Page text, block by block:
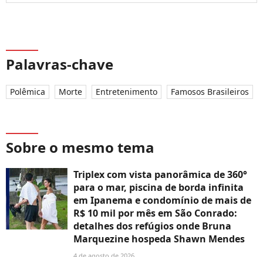
Palavras-chave
Polêmica Morte Entretenimento Famosos Brasileiros
Sobre o mesmo tema
Triplex com vista panorâmica de 360°
para o mar, piscina de borda infinita
em Ipanema e condomínio de mais de
R$ 10 mil por mês em São Conrado:
detalhes dos refúgios onde Bruna
Marquezine hospeda Shawn Mendes